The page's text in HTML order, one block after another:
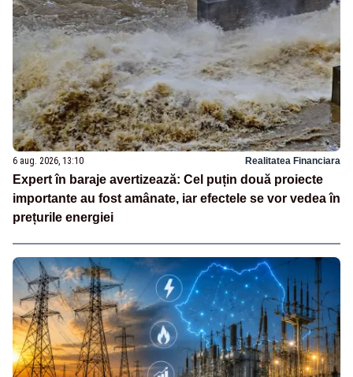
6 aug. 2026, 13:10 Realitatea Financiara
Expert în baraje avertizează: Cel puțin două proiecte
importante au fost amânate, iar efectele se vor vedea în
prețurile energiei